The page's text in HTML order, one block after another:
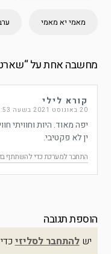
מאמי יא מאמי
מחשבה אחת על “
קורא לילי
20 באוגוסט 2021 בשעה 12:53 am
יפה מאוד. היות וחוויתי
ין לא פקטיבי.
התחבר למערכת כדי להשתתף
הוספת תגובה
ישלהתחבר לסליזי